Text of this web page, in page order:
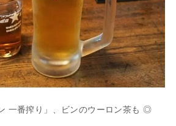
一番搾り」、ビンのウーロン茶も ◎